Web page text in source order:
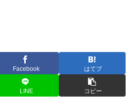
Facebook はてブ
LINE コピー